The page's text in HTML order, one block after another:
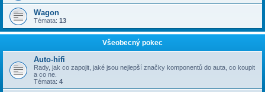
Wagon
Témata: 13
Všeobecný pokec
Auto-hifi
Rady, jak co zapojit, jaké jsou nejlepší značky komponentů do auta, co koupit
a co ne.
Témata: 4